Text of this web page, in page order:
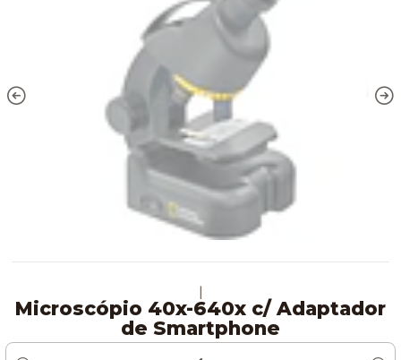
|
Microscópio 40x-640x c/ Adaptador
de Smartphone